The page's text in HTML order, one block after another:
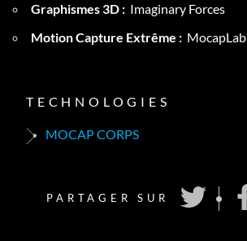
Graphismes 3D : Imaginary Forces
Motion Capture Extrême : MocapLab
TECHNOLOGIES
MOCAP CORPS
PARTAGER SUR